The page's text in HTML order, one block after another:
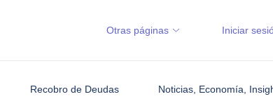
Recobro de Deudas Noticias, Economía,
Otras páginas Iniciar